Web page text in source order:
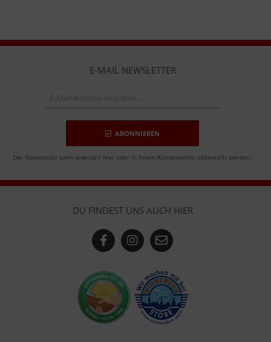
E-MAIL NEWSLETTER
ABONNIEREN
Der Newsletter kann jederzeit hier oder in Ihrem Kundenkonto abbestellt werden.
DU FINDEST UNS AUCH HIER